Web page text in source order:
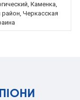
Каменка,
Черкасская